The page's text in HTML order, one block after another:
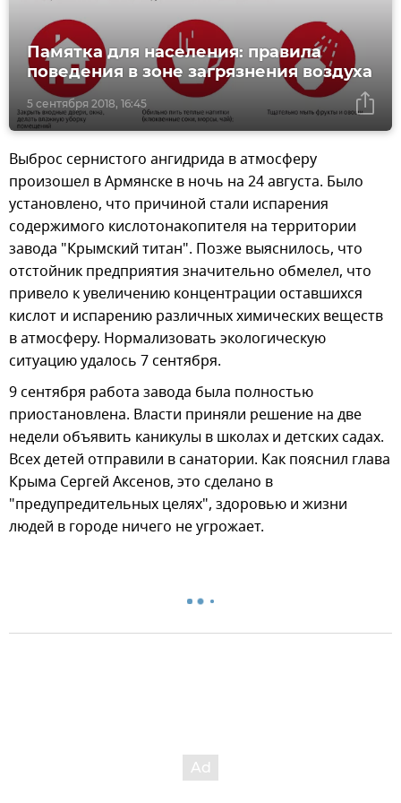
5 сентября 2018, 16:45
Памятка для населения: правила
поведения в зоне загрязнения воздуха
Выброс сернистого ангидрида в атмосферу
произошел в Армянске в ночь на 24 августа. Было
установлено, что причиной стали испарения
содержимого кислотонакопителя на территории
завода "Крымский титан". Позже выяснилось, что
отстойник предприятия значительно обмелел, что
привело к увеличению концентрации оставшихся
кислот и испарению различных химических веществ
в атмосферу. Нормализовать экологическую
ситуацию удалось 7 сентября.
9 сентября работа завода была полностью
приостановлена. Власти приняли решение на две
недели объявить каникулы в школах и детских садах.
Всех детей отправили в санатории. Как пояснил глава
Крыма Сергей Аксенов, это сделано в
"предупредительных целях", здоровью и жизни
людей в городе ничего не угрожает.